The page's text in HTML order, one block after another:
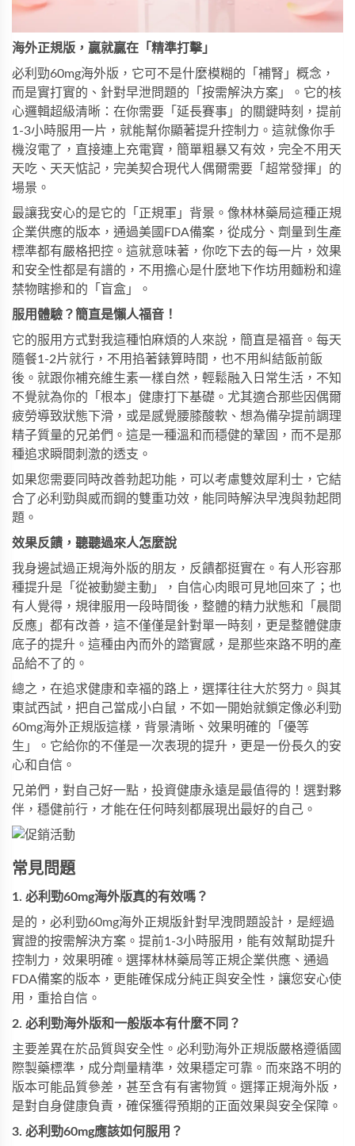
海外正規版，贏就贏在「精準打擊」
必利勁60mg海外版，它可不是什麼模糊的「補腎」概念，
而是實打實的、針對早泄問題的「按需解決方案」。它的核
心邏輯超級清晰：在你需要「延長賽事」的關鍵時刻，提前
1-3小時服用一片，就能幫你顯著提升控制力。這就像你手
機沒電了，直接連上充電寶，簡單粗暴又有效，完全不用天
天吃、天天惦記，完美契合現代人偶爾需要「超常發揮」的
場景。
最讓我安心的是它的「正規軍」背景。像林林藥局這種正規
企業供應的版本，通過美國FDA備案，從成分、劑量到生產
標準都有嚴格把控。這就意味著，你吃下去的每一片，效果
和安全性都是有譜的，不用擔心是什麼地下作坊用麵粉和違
禁物瞎摻和的「盲盒」。
服用體驗？簡直是懶人福音！
它的服用方式對我這種怕麻煩的人來說，簡直是福音。每天
隨餐1-2片就行，不用掐著錶算時間，也不用糾結飯前飯
後。就跟你補充維生素一樣自然，輕鬆融入日常生活，不知
不覺就為你的「根本」健康打下基礎。尤其適合那些因偶爾
疲勞導致狀態下滑，或是感覺腰膝酸軟、想為備孕提前調理
精子質量的兄弟們。這是一種溫和而穩健的鞏固，而不是那
種追求瞬間刺激的透支。
如果您需要同時改善勃起功能，可以考慮雙效犀利士 ，它結
合了必利勁與威而鋼的雙重功效，能同時解決早洩與勃起問
題。
效果反饋，聽聽過來人怎麼說
我身邊試過正規海外版的朋友，反饋都挺實在。有人形容那
種提升是「從被動變主動」，自信心肉眼可見地回來了；也
有人覺得，規律服用一段時間後，整體的精力狀態和「晨間
反應」都有改善，這不僅僅是針對單一時刻，更是整體健康
底子的提升。這種由內而外的踏實感，是那些來路不明的產
品給不了的。
總之，在追求健康和幸福的路上，選擇往往大於努力。與其
東試西試，把自己當成小白鼠，不如一開始就鎖定像必利勁
60mg海外正規版這樣，背景清晰、效果明確的「優等
生」。它給你的不僅是一次表現的提升，更是一份長久的安
心和自信。
兄弟們，對自己好一點，投資健康永遠是最值得的！選對夥
伴，穩健前行，才能在任何時刻都展現出最好的自己。
常見問題
1. 必利勁60mg海外版真的有效嗎？
是的，必利勁60mg海外正規版針對早洩問題設計，是經過
實證的按需解決方案。提前1-3小時服用，能有效幫助提升
控制力，效果明確。選擇林林藥局等正規企業供應、通過
FDA備案的版本，更能確保成分純正與安全性，讓您安心使
用，重拾自信。
2. 必利勁海外版和一般版本有什麼不同？
主要差異在於品質與安全性。必利勁海外正規版嚴格遵循國
際製藥標準，成分劑量精準，效果穩定可靠。而來路不明的
版本可能品質參差，甚至含有有害物質。選擇正規海外版，
是對自身健康負責，確保獲得預期的正面效果與安全保障。
3. 必利勁60mg應該如何服用？